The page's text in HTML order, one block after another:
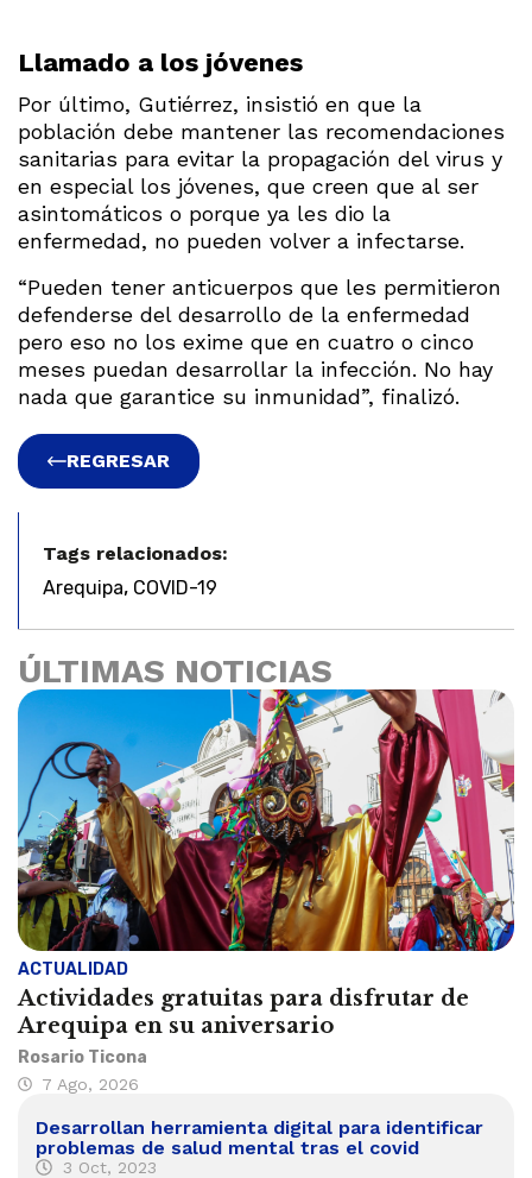
Llamado a los jóvenes
Por último, Gutiérrez, insistió en que la
población debe mantener las recomendaciones
sanitarias para evitar la propagación del virus y
en especial los jóvenes, que creen que al ser
asintomáticos o porque ya les dio la
enfermedad, no pueden volver a infectarse.
“Pueden tener anticuerpos que les permitieron
defenderse del desarrollo de la enfermedad
pero eso no los exime que en cuatro o cinco
meses puedan desarrollar la infección. No hay
nada que garantice su inmunidad”, finalizó.
REGRESAR
Tags relacionados:
Arequipa, COVID-19
ÚLTIMAS NOTICIAS
ACTUALIDAD
Actividades gratuitas para disfrutar de
Arequipa en su aniversario
Rosario Ticona
7 Ago, 2026
Desarrollan herramienta digital para identificar
problemas de salud mental tras el covid
3 Oct, 2023